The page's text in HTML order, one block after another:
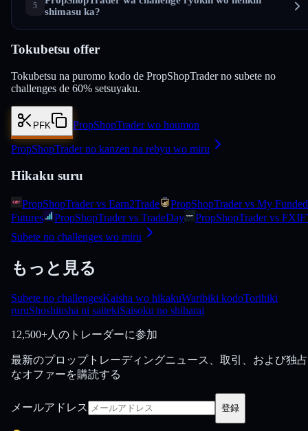
shimasu ka?
Tokubetsu offer
Tokubetsu na puromo kodo de PropShopTrader no subete no
challenges de 60% setsuyaku.
PFK PropShopTrader wo houmon
PropShopTrader no kanzen na rebyu wo miru
Hikaku suru
PropShopTrader vs Earn2Trade
PropShopTrader vs My Funded
Futures
PropShopTrader vs TradeDay
PropShopTrader vs
Subete no challenges wo miru
もっと見る
Subete no challengesKaisha wo hikakuWaribiki kodoTorihiki
ruruShoshinsha ni saitekiSaisoku no shiharai
12,500+人のトレーダーに参加
最新のプロップトレーディングニュース、取引、および独
なオファーを購読する
メールアドレス 登録